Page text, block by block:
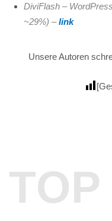
DiviFlash –
~29%) –link
Unsere Autoren
TOP